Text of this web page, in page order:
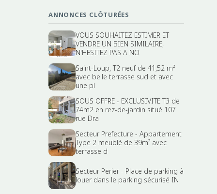
ANNONCES CLÔTURÉES
VOUS SOUHAITEZ ESTIMER ET
VENDRE UN BIEN SIMILAIRE,
N'HESITEZ PAS A NO
Saint-Loup, T2 neuf de 41,52 m²
avec belle terrasse sud et avec
une pl
SOUS OFFRE - EXCLUSIVITE T3 de
74m2 en rez-de-jardin situé 107
rue Dra
Secteur Prefecture - Appartement
Type 2 meublé de 39m² avec
terrasse d
Secteur Perier - Place de parking à
louer dans le parking sécurisé IN